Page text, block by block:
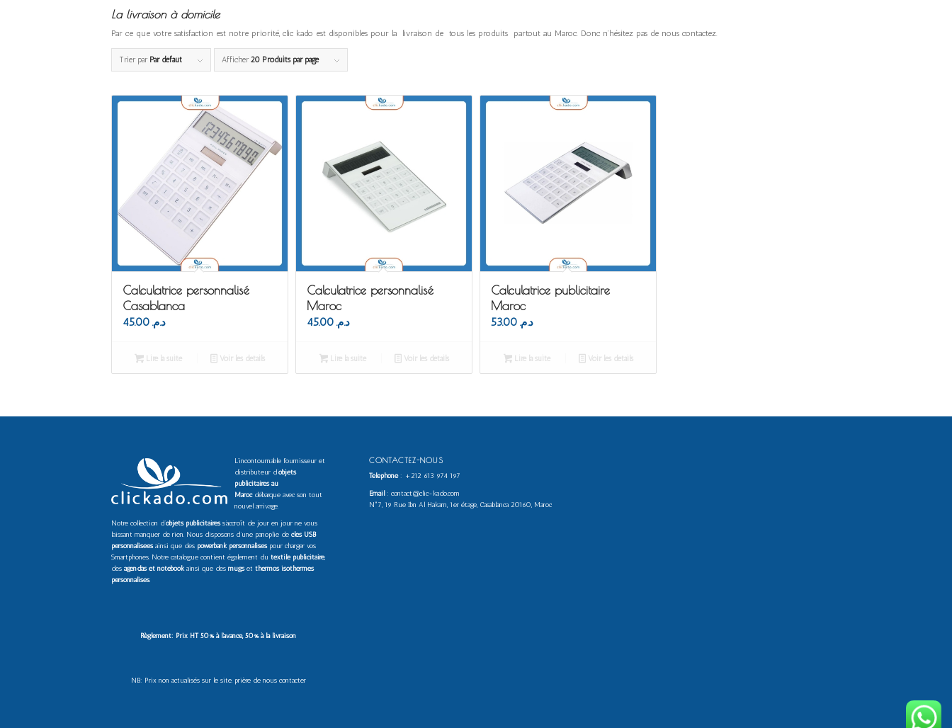
La livraison à domicile
Par ce que votre satisfaction est notre priorité, clic kado est disponibles pour la livraison de tous les produits partout au Maroc. Donc n’hésitez pas de nous contactez.
Trier par Par défaut Afficher 20 Produits par page
Calculatrice personnalisé
Casablanca
د.م. 45.00
Lire la suite Voir les détails
Calculatrice personnalisé
Maroc
د.م. 45.00
Lire la suite Voir les détails
Calculatrice publicitaire
Maroc
د.م. 53.00
Lire la suite Voir les détails
L’incontournable fournisseur et
distributeur d’objets
publicitaires au
Marocdébarque avec son tout
nouvel arrivage.
Notre collection d’objets publicitairess’accroît de jour en jour ne vous
laissant manquer de rien. Nous disposons d’une panoplie de clés USB
personnaliséesainsi que des powerbank personnaliséspour charger vos
Smartphones. Notre catalogue contient également du textile publicitaire,
des agendas et notebookainsi que des mugset thermos isothermes
personnalisés.
Règlement: Prix HT 50% à l’avance, 50% à la livraison
NB: Prix non actualisés sur le site. prière de nous contacter
CONTACTEZ-NOUS
Téléphone: +212 613 974 197
Email: contact@clic-kado.com
N°7, 19 Rue Ibn Al Hakam, 1er étage, Casablanca 20160, Maroc